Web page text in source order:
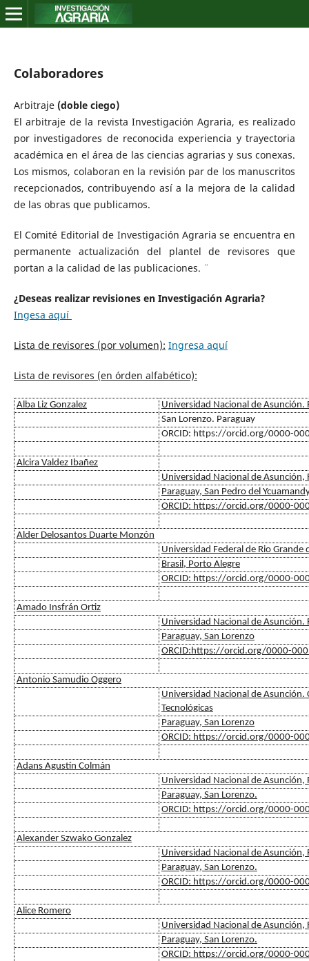
Colaboradores
Arbitraje(doble ciego)
El arbitraje de la revista Investigación Agraria, es realizado
por investigadores de reconocida experiencia y trayectoria
académica en el área de las ciencias agrarias y sus conexas.
Los mismos, colaboran en la revisión par de los manuscritos
recepcionados, contribuyendo así a la mejora de la calidad
de las obras que publicamos.
El Comité Editorial de Investigación Agraria se encuentra en
permanente actualización del plantel de revisores que
portan a la calidad de las publicaciones. ¨
¿Deseas realizar revisiones en Investigación Agraria?
Ingesa aquí
Lista de revisores (por volumen): Ingresa aquí
Lista de revisores (en órden alfabético):
Alba Liz Gonzalez
Universidad Nacional de Asunción.
San Lorenzo. Paraguay
ORCID: https://orcid.org/0000-
Alcira Valdez Ibañez
Universidad Nacional de Asunción,
Paraguay, San Pedro del
ORCID: https://orcid.org/0000-
Alder Delosantos Duarte Monzón
Universidad Federal de Rio
Brasil, Porto Alegre
ORCID: https://orcid.org/0000-
Amado Insfrán Ortiz
Universidad Nacional de Asunción.
Paraguay, San Lorenzo
ORCID:https://orcid.org/0000-
Antonio Samudio Oggero
Universidad Nacional de
Tecnológicas
Paraguay, San Lorenzo
ORCID: https://orcid.org/0000-
Adans Agustín Colmán
Universidad Nacional de Asunción,
Paraguay, San Lorenzo.
ORCID: https://orcid.org/0000-
Alexander Szwako Gonzalez
Universidad Nacional de Asunción,
Paraguay, San Lorenzo.
ORCID: https://orcid.org/0000-
Alice Romero
Universidad Nacional de Asunción,
Paraguay, San Lorenzo.
ORCID: https://orcid.org/0000-